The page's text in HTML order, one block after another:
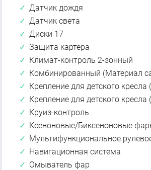
Датчик дождя
Датчик света
Диски 17
Защита картера
Климат-контроль 2-зонный
Комбинированный (Материал
Крепление для детского кресла
Крепление для детского кресла
Круиз-контроль
Ксеноновые/Биксеноновые
Мультифункциональное
Навигационная система
Омыватель фар